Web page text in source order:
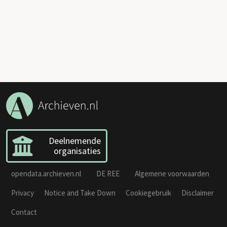
Deelnemende
organisaties
opendata.archieven.nl DE REE
Algemene voorwaarden
Privacy
Notice and Take Down Cookiegebruik
Disclaimer
Contact